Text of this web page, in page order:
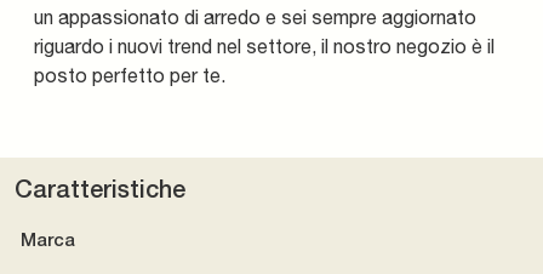
un appassionato di arredo e sei sempre aggiornato
riguardo i nuovi trend nel settore, il nostro negozio è il
posto perfetto per te.
Caratteristiche
Marca